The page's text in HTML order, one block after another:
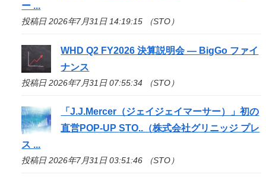
ー ...
投稿日 2026年7月31日 14:19:15 （STO）
WHD Q2 FY2026 決算説明会 — BigGo ファイ
ナンス
投稿日 2026年7月31日 07:55:34 （STO）
「J.J.Mercer（ジェイジェイマーサー）」初の
直営POP-UPSTO..（株式会社グリニッジ プレ
ス ...
投稿日 2026年7月31日 03:51:46 （STO）